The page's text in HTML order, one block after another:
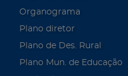
Organograma
Plano diretor
Plano de Des. Rural
Plano Mun. de Educação